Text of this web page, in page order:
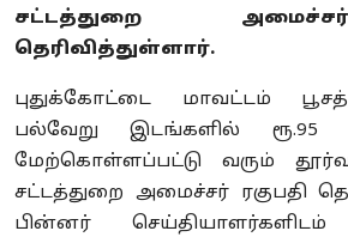
சட்டத்துறை
தெரிவித்துள்ளார்.
புதுக்கோட்டை மாவட்டம்
பல்வேறு இடங்களில் ரூ.95
மேற்கொள்ளப்பட்டு வரும்
சட்டத்துறை அமைச்சர் ரகுபதி
பின்னர்